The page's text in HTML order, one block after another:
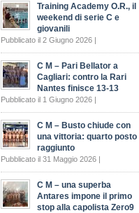
Training Academy O.R., il
weekend di serie C e
giovanili
Pubblicato il 2 Giugno 2026 |
C M – Pari Bellator a
Cagliari: contro la Rari
Nantes finisce 13-13
Pubblicato il 1 Giugno 2026 |
C M – Busto chiude con
una vittoria: quarto posto
raggiunto
Pubblicato il 31 Maggio 2026 |
C M – una superba
Antares impone il primo
stop alla capolista Zero9